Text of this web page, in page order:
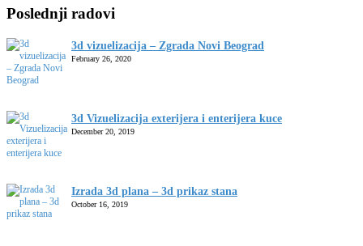
Poslednji radovi
3d vizuelizacija – Zgrada Novi Beograd
February 26, 2020
3d Vizuelizacija exterijera i enterijera kuce
December 20, 2019
Izrada 3d plana – 3d prikaz stana
October 16, 2019